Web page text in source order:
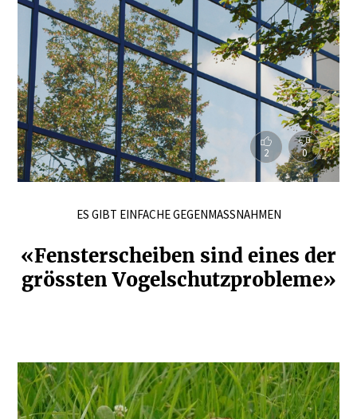
2 0
ES GIBT EINFACHE GEGENMASSNAHMEN
«Fenster­scheiben sind eines der
grössten Vogel­schutz­pro­bleme»